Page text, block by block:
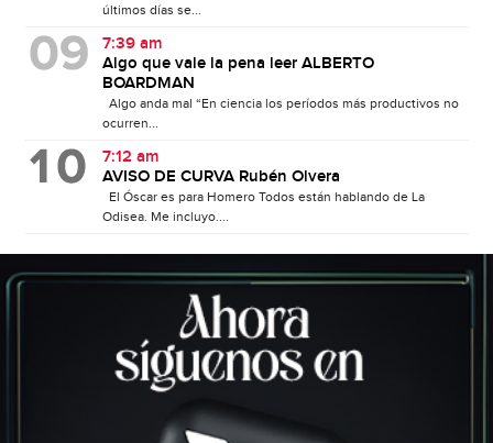
últimos días se...
7:39 am
Algo que vale la pena leer ALBERTO
BOARDMAN
Algo anda mal “En ciencia los períodos más productivos no
ocurren...
7:12 am
AVISO DE CURVA Rubén Olvera
El Óscar es para Homero Todos están hablando de La
Odisea. Me incluyo....